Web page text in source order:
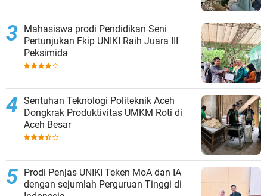
Mahasiswa prodi Pendidikan Seni
Pertunjukan Fkip UNIKI Raih Juara III
Peksimida
Sentuhan Teknologi Politeknik Aceh
Dongkrak Produktivitas UMKM Roti di
Aceh Besar
Prodi Penjas UNIKI Teken MoA dan IA
dengan sejumlah Perguruan Tinggi di